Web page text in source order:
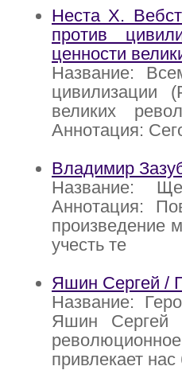
Неста X.
против
ценности
Название:
цивилизации
великих
Аннотация:
Владимир
Название:
Аннотация:
произведение
учесть те
Яшин Сергей /
Название:
Яшин Сергей
привлекает